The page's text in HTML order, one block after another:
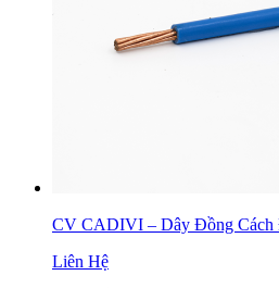
CV CADIVI – Dây Đồng Cách
Liên Hệ